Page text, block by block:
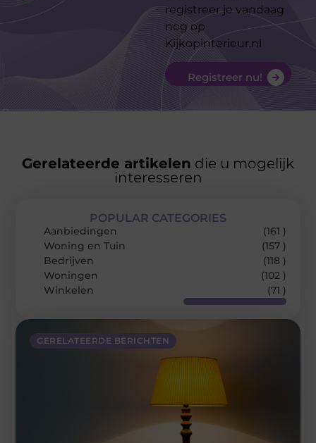
registreer je vandaag
nog op
Kijkopinterieur.nl
Registreer nu!
Gerelateerde artikelen die u mogelijk
interesseren
GERELATEERDE BERICHTEN
POPULAR CATEGORIES
Aanbiedingen
(161 )
Woning en Tuin
(157 )
Bedrijven
(118 )
Woningen
(102 )
Winkelen
(71 )